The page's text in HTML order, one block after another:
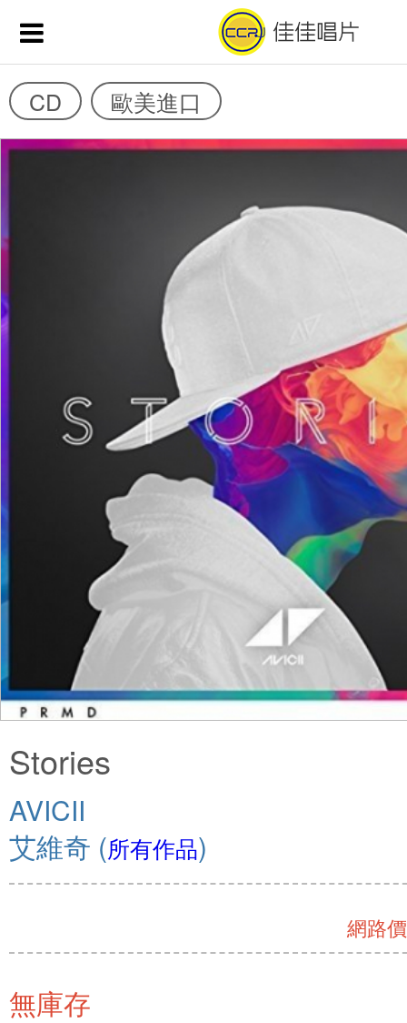
CD 歐美進口
Stories
AVICII
艾維奇 (所有作品)
網路
無庫存